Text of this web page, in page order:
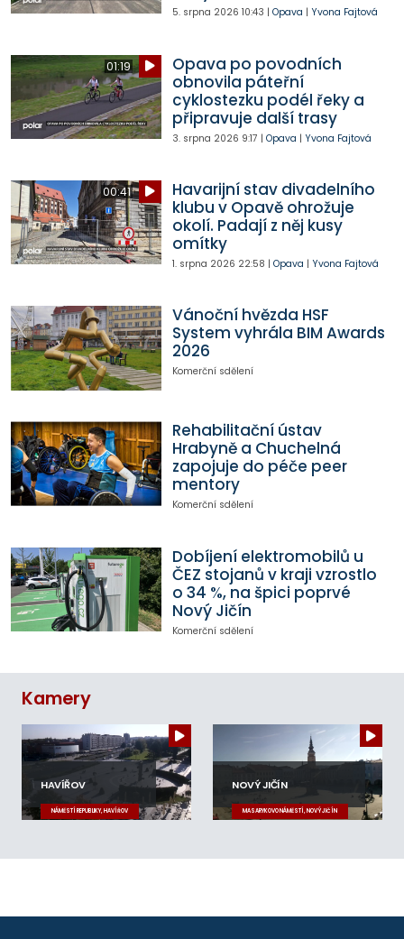
5. srpna 2026 10:43 | Opava | Yvona Fajtová
01:19
Opava po povodních
obnovila páteřní
cyklostezku podél řeky a
připravuje další trasy
3. srpna 2026 9:17 | Opava | Yvona Fajtová
00:41
Havarijní stav divadelního
klubu v Opavě ohrožuje
okolí. Padají z něj kusy
omítky
1. srpna 2026 22:58 | Opava | Yvona Fajtová
Vánoční hvězda HSF
System vyhrála BIM Awards
2026
Komerční sdělení
Rehabilitační ústav
Hrabyně a Chuchelná
zapojuje do péče peer
mentory
Komerční sdělení
Dobíjení elektromobilů u
ČEZ stojanů v kraji vzrostlo
o 34 %, na špici poprvé
Nový Jičín
Komerční sdělení
Kamery
HAVÍŘOV
NÁMĚSTÍ REPUBLIKY, HAVÍŘOV
NOVÝ JIČÍN
MASARYKOVO NÁMĚSTÍ, NOVÝ JIČÍN